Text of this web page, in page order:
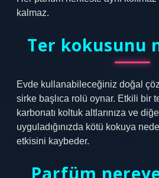
kalmaz.
Ter kokusunu
Evde kullanabileceğiniz doğal
sirke başlıca rolü oynar. Etkili bir
karbonatı koltuk altlarınıza ve
uyguladığınızda kötü kokuya
etkisini kaybeder.
Parfüm nereye